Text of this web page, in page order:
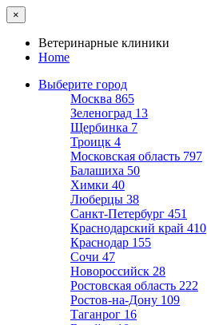
×
Ветеринарные клиники
Home
Выберите город
Москва 865
Зеленоград 13
Щербинка 7
Троицк 4
Московская область 797
Балашиха 50
Химки 40
Люберцы 38
Санкт-Петербург 451
Краснодарский край 410
Краснодар 155
Сочи 47
Новороссийск 28
Ростовская область 222
Ростов-на-Дону 109
Таганрог 16